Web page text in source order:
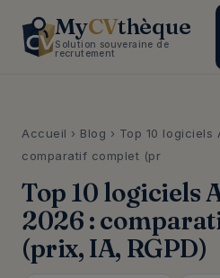
MyCVthèque
Solution souveraine de
recrutement
Accueil › Blog › Top 10 logiciels
comparatif complet (pr
Top 10 logiciels
2026 :
(prix, IA, RGPD)